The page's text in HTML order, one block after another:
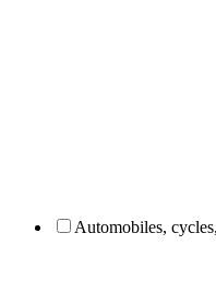
Automobiles,